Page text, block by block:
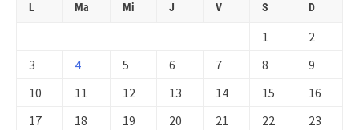
L Ma Mi J V S D
1
2
3
4 5 6 7 8
9
10
11 12 13 14 15
16
17
18 19 20 21 22
23